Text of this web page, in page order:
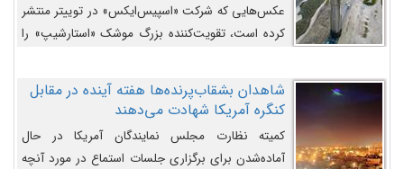
عکس‌هایی که شرکت «اسپیس‌ایکس» در توییتر منتشر
کرده است، تقویت‌کننده بزرگ موشک «استارشیپ» را
شاهدان بشقاب‌پرنده‌ها هفته آینده در مقابل
کنگره آمریکا شهادت می‌دهند
کمیته نظارت مجلس نمایندگان آمریکا در حال
آماده‌شدن برای برگزاری جلسات استماع در مورد آنچه